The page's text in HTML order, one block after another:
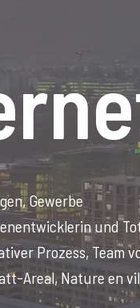
Gewerbe
und
Prozess, Team
Areal, Nature en